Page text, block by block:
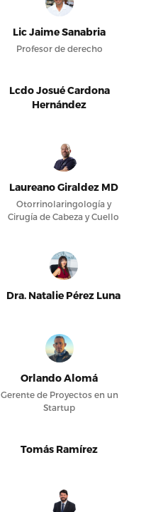
Lic Jaime Sanabria
Profesor de derecho
Lcdo Josué Cardona
Hernández
Laureano Giraldez MD
Otorrinolaringología y
Cirugía de Cabeza y Cuello
Dra. Natalie Pérez Luna
Orlando Alomá
Gerente de Proyectos en un
Startup
Tomás Ramírez